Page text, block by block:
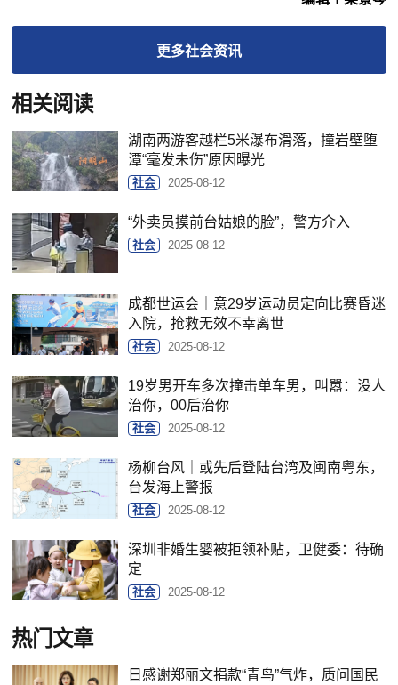
更多社会资讯
相关阅读
湖南两游客越栏5米瀑布滑落，撞岩壁堕
潭“毫发未伤”原因曝光
社会 2025-08-12
“外卖员摸前台姑娘的脸”，警方介入
社会 2025-08-12
成都世运会｜意29岁运动员定向比赛昏迷
入院，抢救无效不幸离世
社会 2025-08-12
19岁男开车多次撞击单车男，叫嚣：没人
治你，00后治你
社会 2025-08-12
杨柳台风｜或先后登陆台湾及闽南粤东，
台发海上警报
社会 2025-08-12
深圳非婚生婴被拒领补贴，卫健委：待确
定
社会 2025-08-12
热门文章
日感谢郑丽文捐款“青鸟”气炸，质问国民